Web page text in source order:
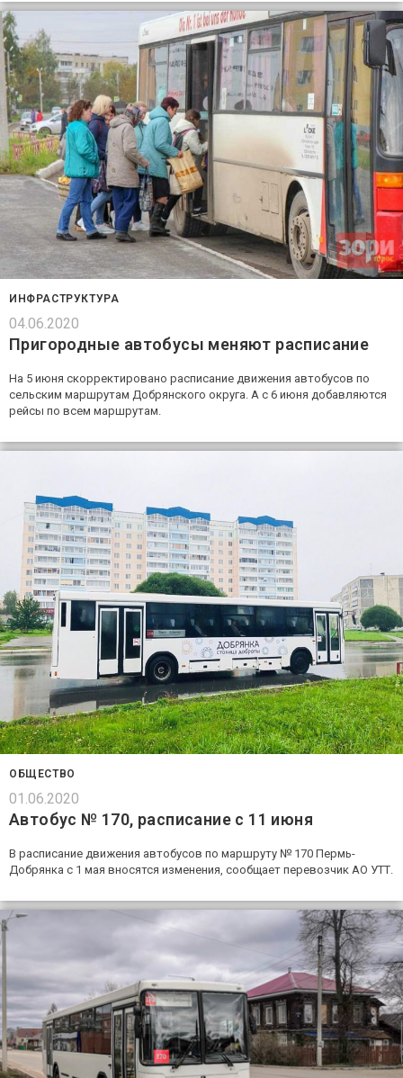
ИНФРАСТРУКТУРА
04.06.2020
Пригородные автобусы меняют расписание
На 5 июня скорректировано расписание движения автобусов по
сельским маршрутам Добрянского округа. А с 6 июня добавляются
рейсы по всем маршрутам.
ОБЩЕСТВО
01.06.2020
Автобус № 170, расписание с 11 июня
В расписание движения автобусов по маршруту № 170 Пермь-
Добрянка с 1 мая вносятся изменения, сообщает перевозчик АО УТТ.